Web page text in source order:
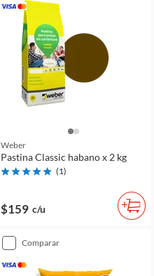
Weber
Pastina Classic habano x 2 kg
(1)
$159 c/u
comparar